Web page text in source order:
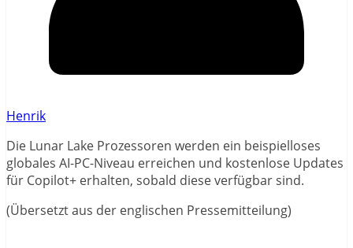
Henrik
Die Lunar Lake Prozessoren werden ein beispielloses
globales AI-PC-Niveau erreichen und kostenlose Updates
für Copilot+ erhalten, sobald diese verfügbar sind.
(Übersetzt aus der englischen Pressemitteilung)